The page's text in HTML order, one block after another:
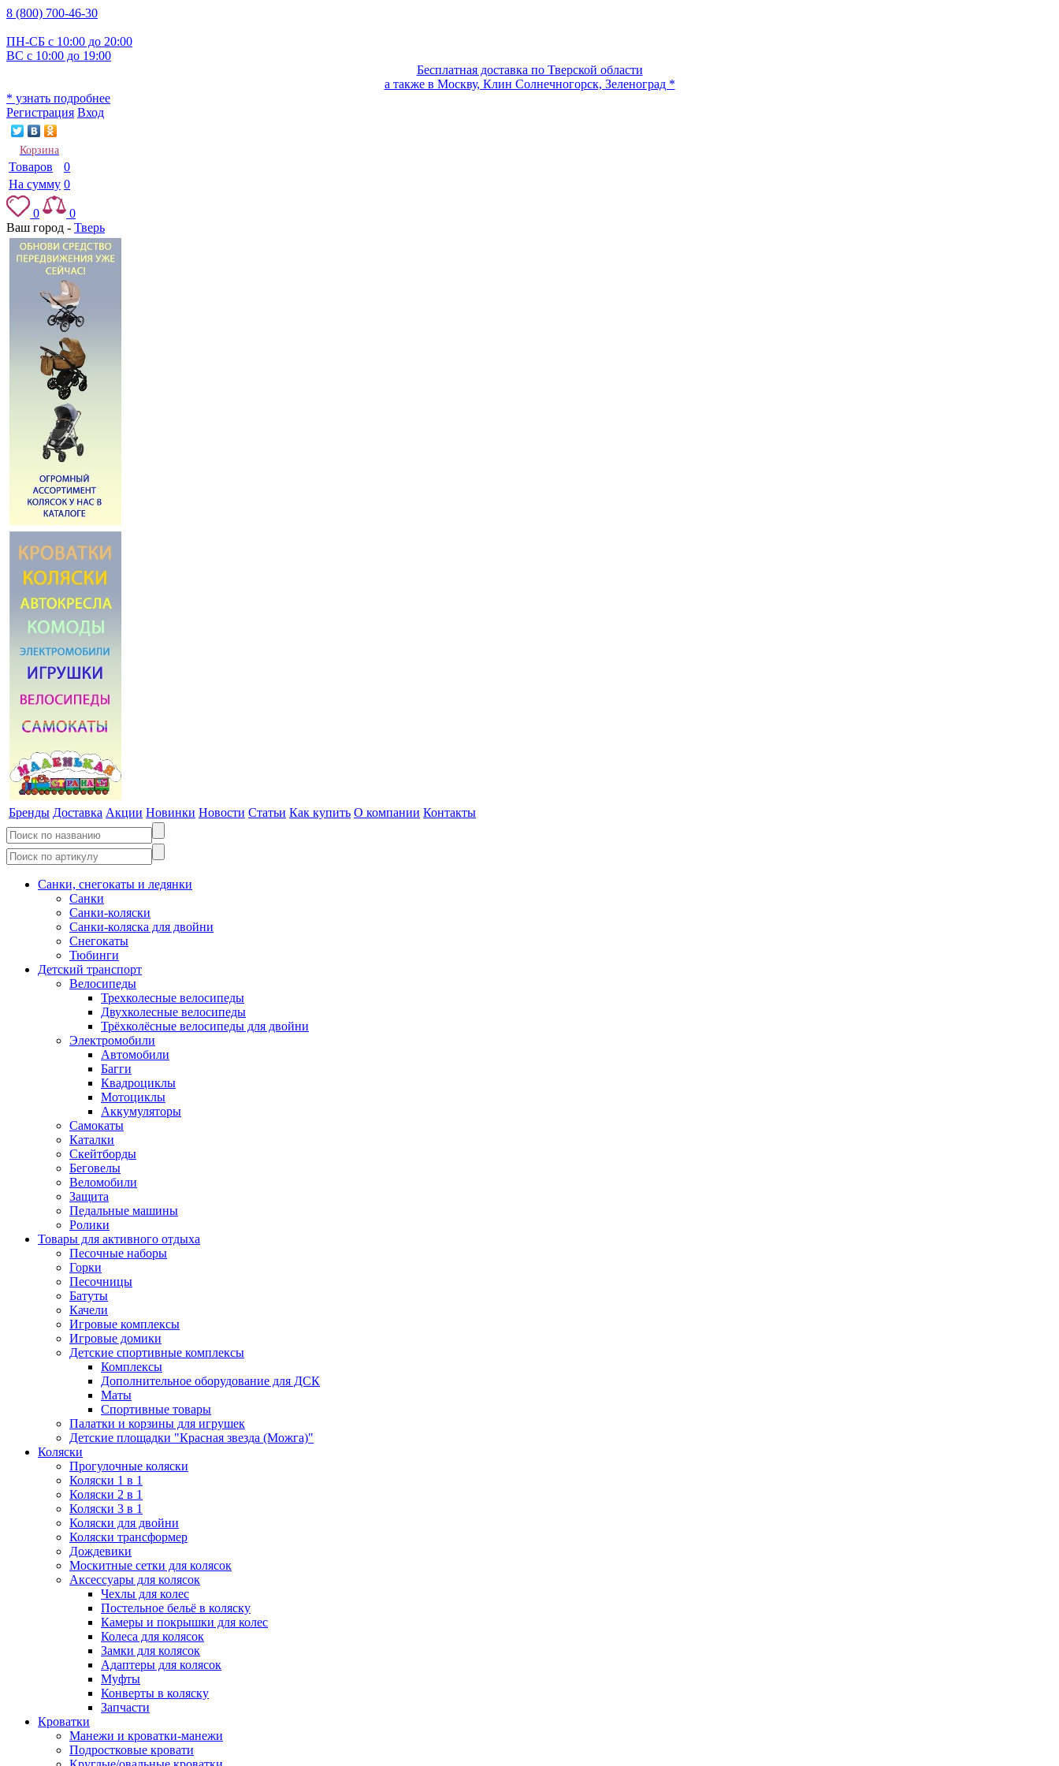
8 (800) 700-46-30
ПН-СБ с 10:00 до 20:00
ВС с 10:00 до 19:00
Бесплатная доставка по Тверской области
а также в Москву, Клин Солнечногорск, Зеленоград *
* узнать подробнее
Регистрация Вход
Корзина
Товаров
0
На сумму 0
0
0
Ваш город - Тверь
Бренды Доставка Акции Новинки Новости Статьи Как купить О компании Контакты
Санки, снегокаты и ледянки
Санки
Санки-коляски
Санки-коляска для двойни
Снегокаты
Тюбинги
Детский транспорт
Велосипеды
Трехколесные велосипеды
Двухколесные велосипеды
Трёхколёсные велосипеды для двойни
Электромобили
Автомобили
Багги
Квадроциклы
Мотоциклы
Аккумуляторы
Самокаты
Каталки
Скейтборды
Беговелы
Веломобили
Защита
Педальные машины
Ролики
Товары для активного отдыха
Песочные наборы
Горки
Песочницы
Батуты
Качели
Игровые комплексы
Игровые домики
Детские спортивные комплексы
Комплексы
Дополнительное оборудование для ДСК
Маты
Спортивные товары
Палатки и корзины для игрушек
Детские площадки "Красная звезда (Можга)"
Коляски
Прогулочные коляски
Коляски 1 в 1
Коляски 2 в 1
Коляски 3 в 1
Коляски для двойни
Коляски трансформер
Дождевики
Москитные сетки для колясок
Аксессуары для колясок
Чехлы для колес
Постельное бельё в коляску
Камеры и покрышки для колес
Колеса для колясок
Замки для колясок
Адаптеры для колясок
Муфты
Конверты в коляску
Запчасти
Кроватки
Манежи и кроватки-манежи
Подростковые кровати